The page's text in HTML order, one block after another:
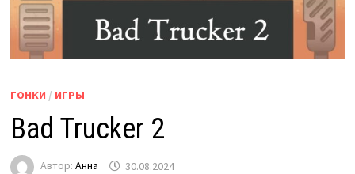
ГОНКИ / ИГРЫ
Bad Trucker 2
Автор: Анна 30.08.2024